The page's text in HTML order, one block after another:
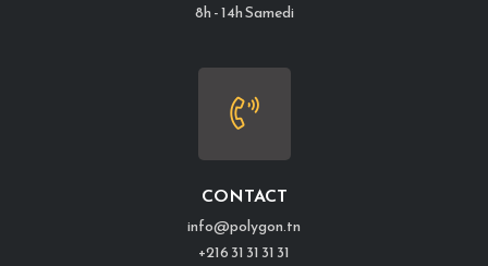
8h - 14h Samedi
CONTACT
info@polygon.tn
+216 31 31 31 31